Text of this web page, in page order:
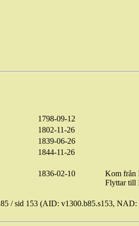
1798-09-12
1802-11-26
1839-06-26
1844-11-26
1836-02-10
Kom från
Flyttar till
85 / sid 153 (AID: v1300.b85.s153,